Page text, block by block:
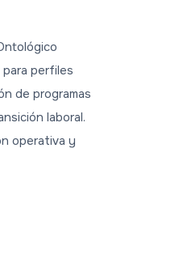
perfiles
de programas
laboral.
operativa y